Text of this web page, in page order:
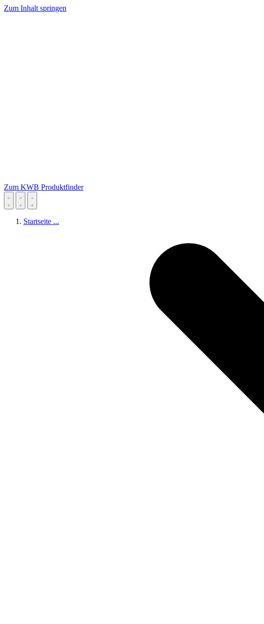
Zum Inhalt springen
Zum KWB Produktfinder
Startseite ...